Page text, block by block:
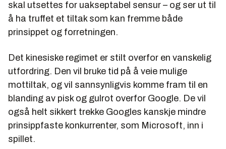
skal utsettes for uakseptabel sensur – og ser ut til
å ha truffet et tiltak som kan fremme både
prinsippet og forretningen.
Det kinesiske regimet er stilt overfor en vanskelig
utfordring. Den vil bruke tid på å veie mulige
mottiltak, og vil sannsynligvis komme fram til en
blanding av pisk og gulrot overfor Google. De vil
også helt sikkert trekke Googles kanskje mindre
prinsippfaste konkurrenter, som Microsoft, inn i
spillet.